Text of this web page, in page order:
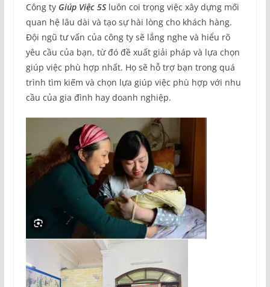
Công ty Giúp Việc 5Sluôn coi trọng việc xây dựng mối
quan hệ lâu dài và tạo sự hài lòng cho khách hàng.
Đội ngũ tư vấn của công ty sẽ lắng nghe và hiểu rõ
yêu cầu của bạn, từ đó đề xuất giải pháp và lựa chọn
giúp việc phù hợp nhất. Họ sẽ hỗ trợ bạn trong quá
trình tìm kiếm và chọn lựa giúp việc phù hợp với nhu
cầu của gia đình hay doanh nghiệp.